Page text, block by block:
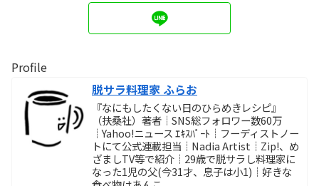
Profile
脱サラ料理家 ふらお
『なにもしたくない日のひらめきレシピ』
（扶桑社）著者┊SNS総フォロワー数60万
┊Yahoo!ニュース ｴｷｽﾊﾟｰﾄ┊フーディストノー
トにて公式連載担当┊Nadia Artist┊Zip!、め
ざましTV等で紹介┊29歳で脱サラし料理家に
なった1児の父(今31才、息子は小1)┊好きな